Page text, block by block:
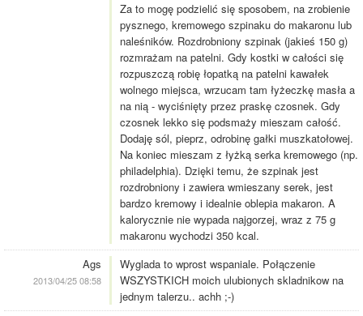
Za to mogę podzielić się sposobem, na zrobienie
pysznego, kremowego szpinaku do makaronu lub
naleśników. Rozdrobniony szpinak (jakieś 150 g)
rozmrażam na patelni. Gdy kostki w całości się
rozpuszczą robię łopatką na patelni kawałek
wolnego miejsca, wrzucam tam łyżeczkę masła a
na nią - wyciśnięty przez praskę czosnek. Gdy
czosnek lekko się podsmaży mieszam całość.
Dodaję sól, pieprz, odrobinę gałki muszkatołowej.
Na koniec mieszam z łyżką serka kremowego (np.
philadelphia). Dzięki temu, że szpinak jest
rozdrobniony i zawiera wmieszany serek, jest
bardzo kremowy i idealnie oblepia makaron. A
kalorycznie nie wypada najgorzej, wraz z 75 g
makaronu wychodzi 350 kcal.
Ags
2013/04/25 08:58
Wyglada to wprost wspaniale. Połączenie
WSZYSTKICH moich ulubionych skladnikow na
jednym talerzu.. achh ;-)